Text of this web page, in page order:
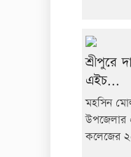
শ্রীপুরে
এইচ...
মহসিন
উপজেলার
কলেজের